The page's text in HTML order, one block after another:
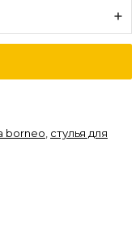
borneo, стулья для